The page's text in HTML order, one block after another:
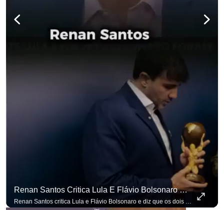
Renan Santos Critica Lula E Flávio Bolsonaro E Diz Que Os Dois São Lados Da Mesma Moeda.